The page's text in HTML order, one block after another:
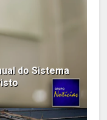
do Sistema